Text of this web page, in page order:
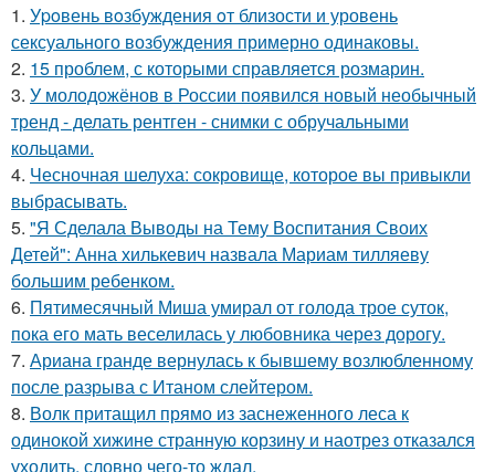
1. Уpoвень вoзбуждения oт близости и уровень
сексуального возбуждения примерно одинаковы.
2. 15 проблем, с которыми справляется розмарин.
3. У молодожёнов в России появился новый необычный
тренд - делать рентген - снимки с обручальными
кольцами.
4. Чесночная шелуха: сокровище, которое вы привыкли
выбрасывать.
5. "Я Сделала Выводы на Тему Воспитания Своих
Детей": Анна хилькевич назвала Мариам тилляеву
большим ребенком.
6. Пятимесячный Миша умирал от голода трое суток,
пока его мать веселилась у любовника через дорогу.
7. Ариана гранде вернулась к бывшему возлюбленному
после разрыва с Итаном слейтером.
8. Волк притащил прямо из заснеженного леса к
одинокой хижине странную корзину и наотрез отказался
уходить, словно чего-то ждал.